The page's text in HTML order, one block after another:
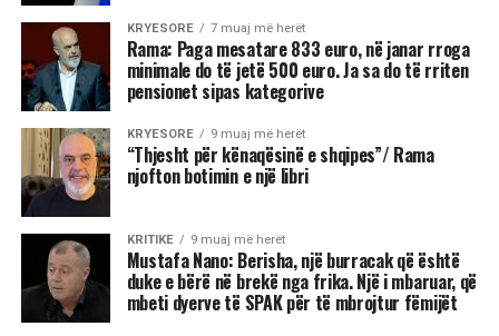
KRYESORE 7 muaj më herët
Rama: Paga mesatare 833 euro, në janar rroga
minimale do të jetë 500 euro. Ja sa do të rriten
pensionet sipas kategorive
KRYESORE 9 muaj më herët
“Thjesht për kënaqësinë e shqipes”/ Rama
njofton botimin e një libri
KRITIKE 9 muaj më herët
Mustafa Nano: Berisha, një burracak që është
duke e bërë në brekë nga frika. Një i mbaruar, që
mbeti dyerve të SPAK për të mbrojtur fëmijët